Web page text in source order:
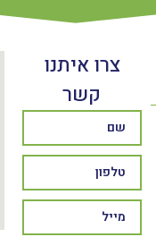
צרו איתנו
קשר